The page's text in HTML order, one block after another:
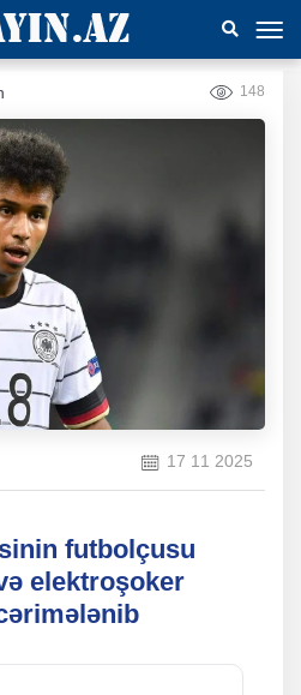
148
17 11 2025
futbolçusu
elektroşoker